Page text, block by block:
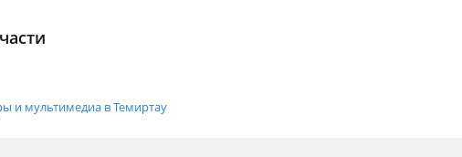
и мультимедиа в Темиртау